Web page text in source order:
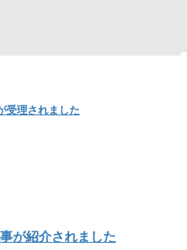
受理されました
が紹介されました